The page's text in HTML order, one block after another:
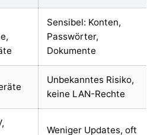
Sensibel: Konten,
Passwörter,
Dokumente
Unbekanntes Risiko,
keine LAN-Rechte
Weniger Updates, oft